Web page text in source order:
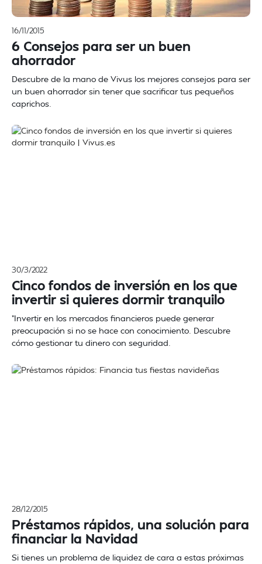
16/11/2015
6 Consejos para ser un buen
ahorrador
Descubre de la mano de Vivus los mejores consejos para ser
un buen ahorrador sin tener que sacrificar tus pequeños
caprichos.
30/3/2022
Cinco fondos de inversión en los que
invertir si quieres dormir tranquilo
"Invertir en los mercados financieros puede generar
preocupación si no se hace con conocimiento. Descubre
cómo gestionar tu dinero con seguridad.
28/12/2015
Préstamos rápidos, una solución para
financiar la Navidad
Si tienes un problema de liquidez de cara a estas próximas